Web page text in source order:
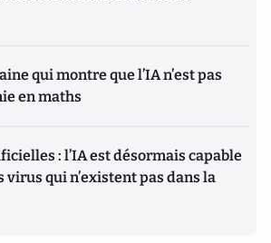
qui montre que l’IA n’est pas
en maths
: l’IA est désormais capable
virus qui n’existent pas dans la